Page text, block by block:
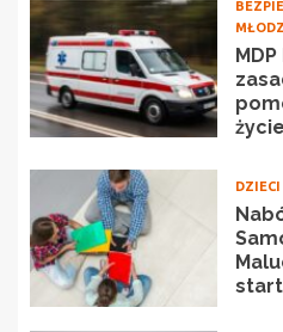
życie
DZIECI